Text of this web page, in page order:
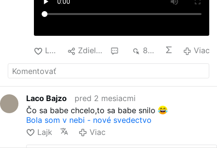
Lajk Zdielať 832 Viac
Laco Bajzo
pred 2 mesiacmi
Čo sa babe chcelo,to sa babe snilo
Bola som v nebi - nové svedectvo
Lajk
Viac